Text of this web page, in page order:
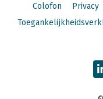
Colofon
Privacy